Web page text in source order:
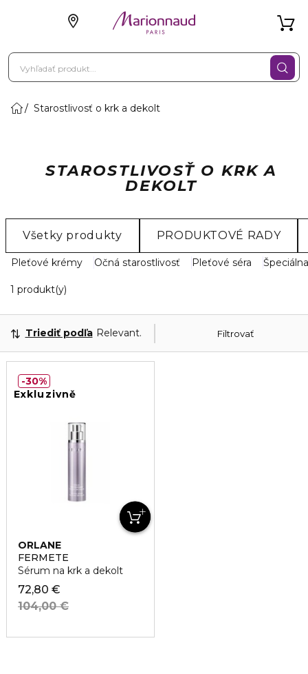
Starostlivosť o krk a dekolt
STAROSTLIVOSŤ O KRK A
DEKOLT
Všetky produkty PRODUKTOVÉ RADY
Pleťové krémy Očná starostlivosť Pleťové séra
1 produkt(y)
Filtrovať
Triediť podľa Relevantnosť
Exkluzivně
ORLANE
FERMETE
Sérum na krk a dekolt
72,80 €
104,00 €
30%